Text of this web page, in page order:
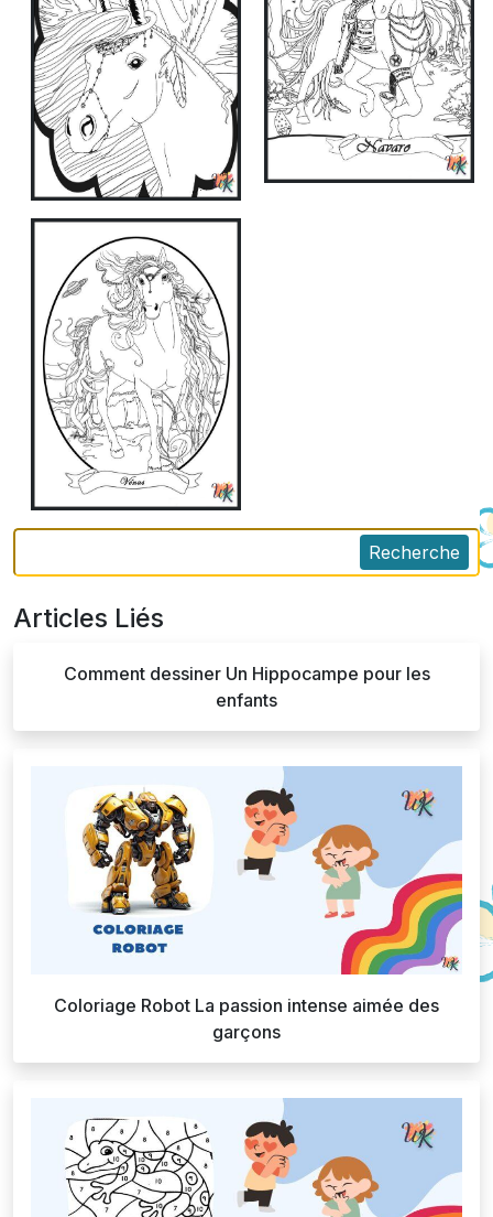
Recherche
Articles Liés
Comment dessiner Un Hippocampe pour les
enfants
Coloriage Robot La passion intense aimée des
garçons